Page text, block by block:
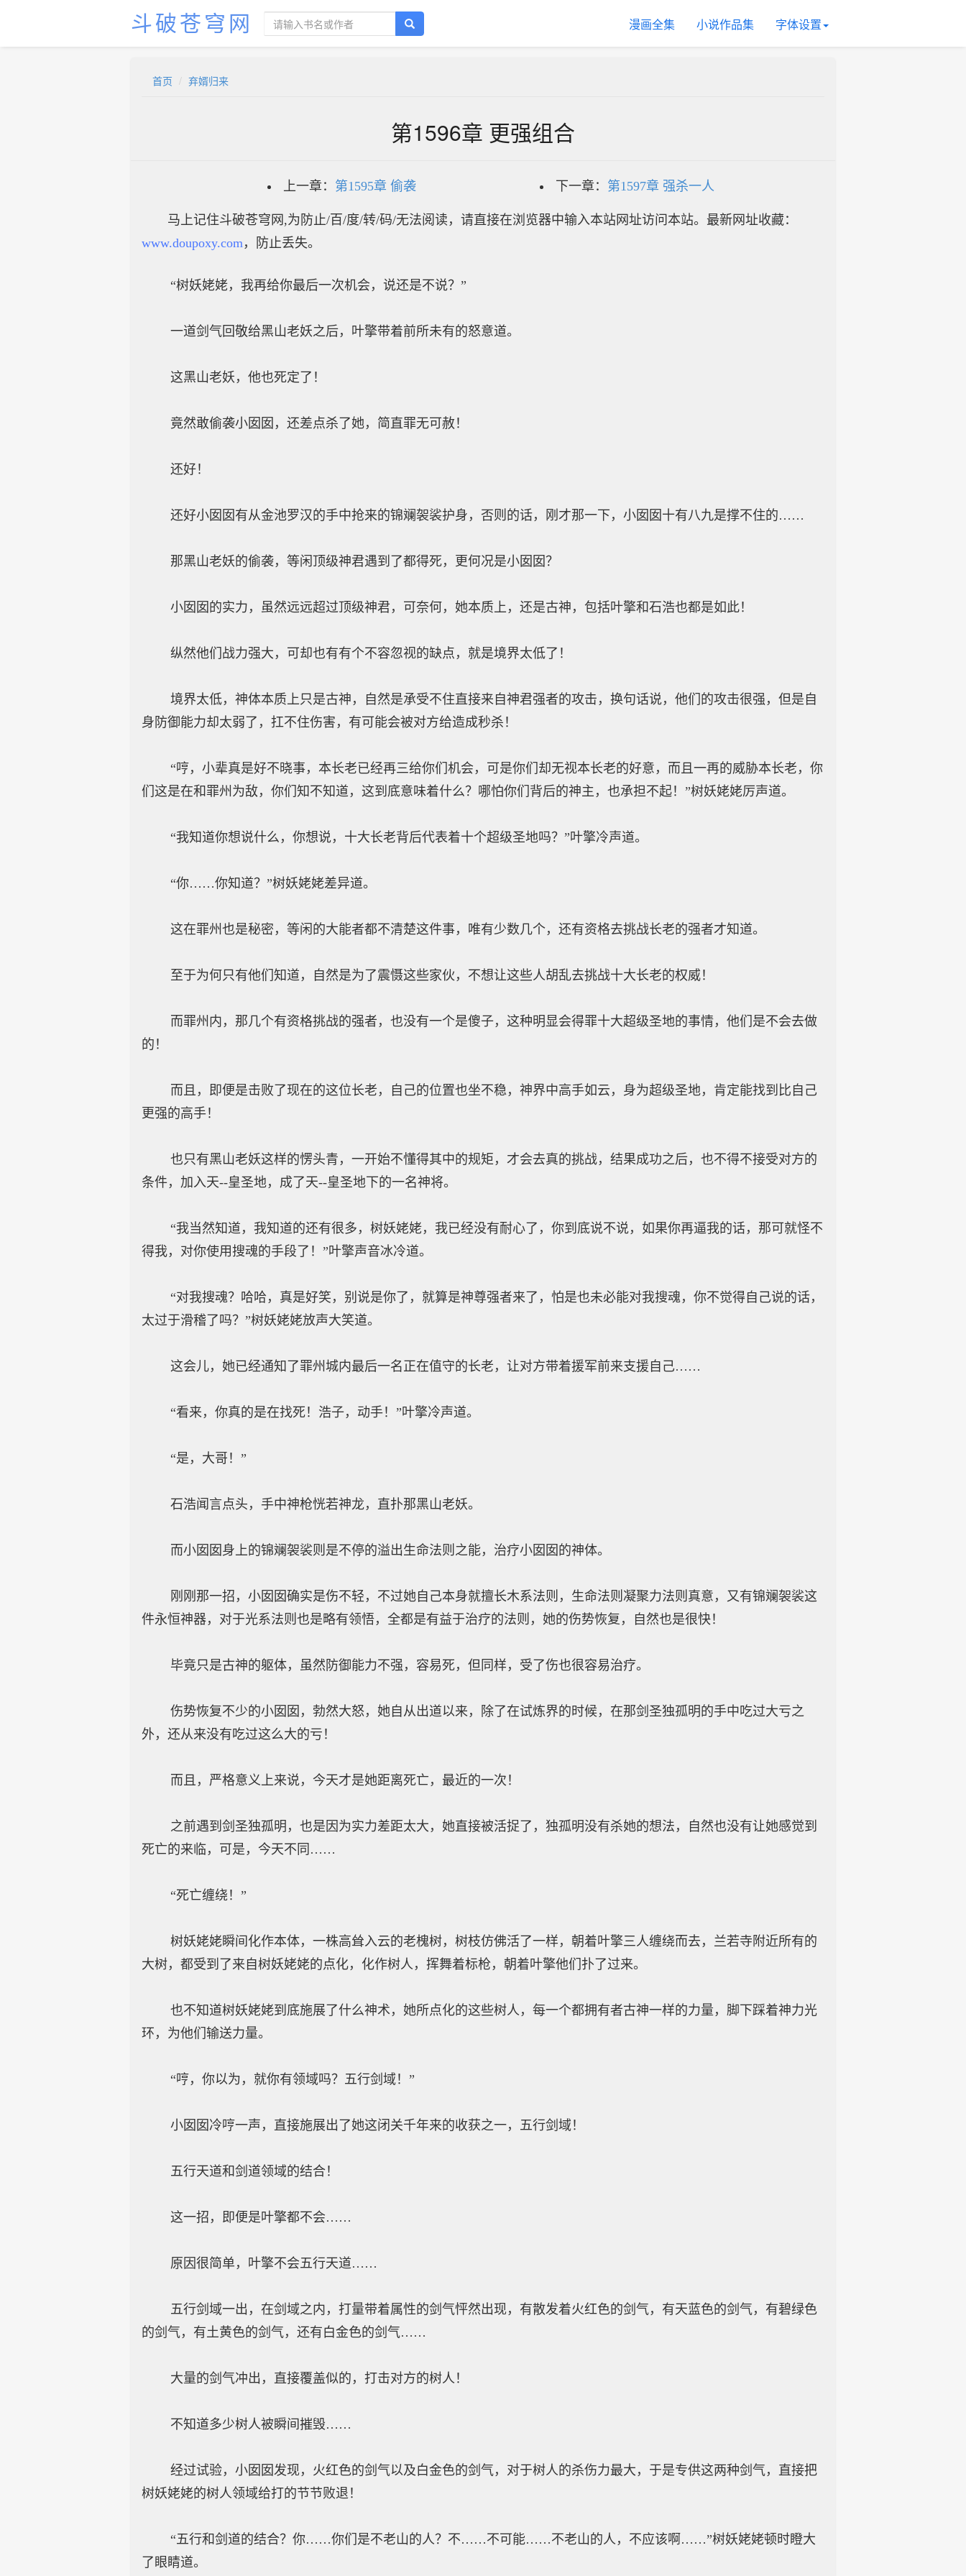
斗破苍穹网 漫画全集 小说作品集 字体设置
首页 弃婿归来
第1596章 更强组合
上一章： 第1595章 偷袭 下一章： 第1597章 强杀一人
马上记住斗破苍穹网,为防止/百/度/转/码/无法阅读，请直接在浏览器中输入本站网址访问本站。最新网址收藏：
www.doupoxy.com，防止丢失。
“树妖姥姥，我再给你最后一次机会，说还是不说？”
一道剑气回敬给黑山老妖之后，叶擎带着前所未有的怒意道。
这黑山老妖，他也死定了！
竟然敢偷袭小囡囡，还差点杀了她，简直罪无可赦！
还好！
还好小囡囡有从金池罗汉的手中抢来的锦斓袈裟护身，否则的话，刚才那一下，小囡囡十有八九是撑不住的……
那黑山老妖的偷袭，等闲顶级神君遇到了都得死，更何况是小囡囡？
小囡囡的实力，虽然远远超过顶级神君，可奈何，她本质上，还是古神，包括叶擎和石浩也都是如此！
纵然他们战力强大，可却也有有个不容忽视的缺点，就是境界太低了！
境界太低，神体本质上只是古神，自然是承受不住直接来自神君强者的攻击，换句话说，他们的攻击很强，但是自
身防御能力却太弱了，扛不住伤害，有可能会被对方给造成秒杀！
“哼，小辈真是好不晓事，本长老已经再三给你们机会，可是你们却无视本长老的好意，而且一再的威胁本长老，你
们这是在和罪州为敌，你们知不知道，这到底意味着什么？哪怕你们背后的神主，也承担不起！”树妖姥姥厉声道。
“我知道你想说什么，你想说，十大长老背后代表着十个超级圣地吗？”叶擎冷声道。
“你……你知道？”树妖姥姥差异道。
这在罪州也是秘密，等闲的大能者都不清楚这件事，唯有少数几个，还有资格去挑战长老的强者才知道。
至于为何只有他们知道，自然是为了震慑这些家伙，不想让这些人胡乱去挑战十大长老的权威！
而罪州内，那几个有资格挑战的强者，也没有一个是傻子，这种明显会得罪十大超级圣地的事情，他们是不会去做
的！
而且，即便是击败了现在的这位长老，自己的位置也坐不稳，神界中高手如云，身为超级圣地，肯定能找到比自己
更强的高手！
也只有黑山老妖这样的愣头青，一开始不懂得其中的规矩，才会去真的挑战，结果成功之后，也不得不接受对方的
条件，加入天--皇圣地，成了天--皇圣地下的一名神将。
“我当然知道，我知道的还有很多，树妖姥姥，我已经没有耐心了，你到底说不说，如果你再逼我的话，那可就怪不
得我，对你使用搜魂的手段了！”叶擎声音冰冷道。
“对我搜魂？哈哈，真是好笑，别说是你了，就算是神尊强者来了，怕是也未必能对我搜魂，你不觉得自己说的话，
太过于滑稽了吗？”树妖姥姥放声大笑道。
这会儿，她已经通知了罪州城内最后一名正在值守的长老，让对方带着援军前来支援自己……
“看来，你真的是在找死！浩子，动手！”叶擎冷声道。
“是，大哥！”
石浩闻言点头，手中神枪恍若神龙，直扑那黑山老妖。
而小囡囡身上的锦斓袈裟则是不停的溢出生命法则之能，治疗小囡囡的神体。
刚刚那一招，小囡囡确实是伤不轻，不过她自己本身就擅长木系法则，生命法则凝聚力法则真意，又有锦斓袈裟这
件永恒神器，对于光系法则也是略有领悟，全都是有益于治疗的法则，她的伤势恢复，自然也是很快！
毕竟只是古神的躯体，虽然防御能力不强，容易死，但同样，受了伤也很容易治疗。
伤势恢复不少的小囡囡，勃然大怒，她自从出道以来，除了在试炼界的时候，在那剑圣独孤明的手中吃过大亏之
外，还从来没有吃过这么大的亏！
而且，严格意义上来说，今天才是她距离死亡，最近的一次！
之前遇到剑圣独孤明，也是因为实力差距太大，她直接被活捉了，独孤明没有杀她的想法，自然也没有让她感觉到
死亡的来临，可是，今天不同……
“死亡缠绕！”
树妖姥姥瞬间化作本体，一株高耸入云的老槐树，树枝仿佛活了一样，朝着叶擎三人缠绕而去，兰若寺附近所有的
大树，都受到了来自树妖姥姥的点化，化作树人，挥舞着标枪，朝着叶擎他们扑了过来。
也不知道树妖姥姥到底施展了什么神术，她所点化的这些树人，每一个都拥有者古神一样的力量，脚下踩着神力光
环，为他们输送力量。
“哼，你以为，就你有领域吗？五行剑域！”
小囡囡冷哼一声，直接施展出了她这闭关千年来的收获之一，五行剑域！
五行天道和剑道领域的结合！
这一招，即便是叶擎都不会……
原因很简单，叶擎不会五行天道……
五行剑域一出，在剑域之内，打量带着属性的剑气怦然出现，有散发着火红色的剑气，有天蓝色的剑气，有碧绿色
的剑气，有土黄色的剑气，还有白金色的剑气……
大量的剑气冲出，直接覆盖似的，打击对方的树人！
不知道多少树人被瞬间摧毁……
经过试验，小囡囡发现，火红色的剑气以及白金色的剑气，对于树人的杀伤力最大，于是专供这两种剑气，直接把
树妖姥姥的树人领域给打的节节败退！
“五行和剑道的结合？你……你们是不老山的人？不……不可能……不老山的人，不应该啊……”树妖姥姥顿时瞪大
了眼睛道。